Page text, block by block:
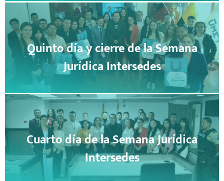
Quinto día y cierre de la Semana
Jurídica Intersedes
Cuarto día de la Semana Jurídica
Intersedes